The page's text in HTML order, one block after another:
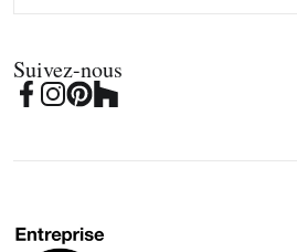
Suivez-nous